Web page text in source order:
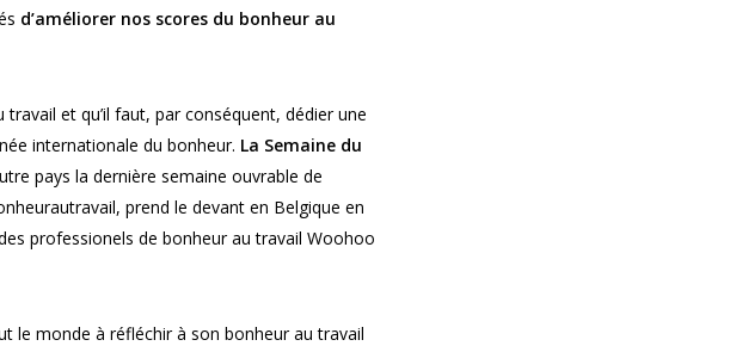
d’améliorer nos scores du bonheur au
et qu’il faut, par conséquent, dédier une
internationale du bonheur. La Semaine du
pays la dernière semaine ouvrable de
prend le devant en Belgique en
professionels de bonheur au travail Woohoo
le monde à réfléchir à son bonheur au travail